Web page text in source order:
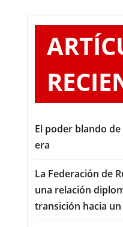
El poder blando
era
La Federación de
una relación
transición hacia